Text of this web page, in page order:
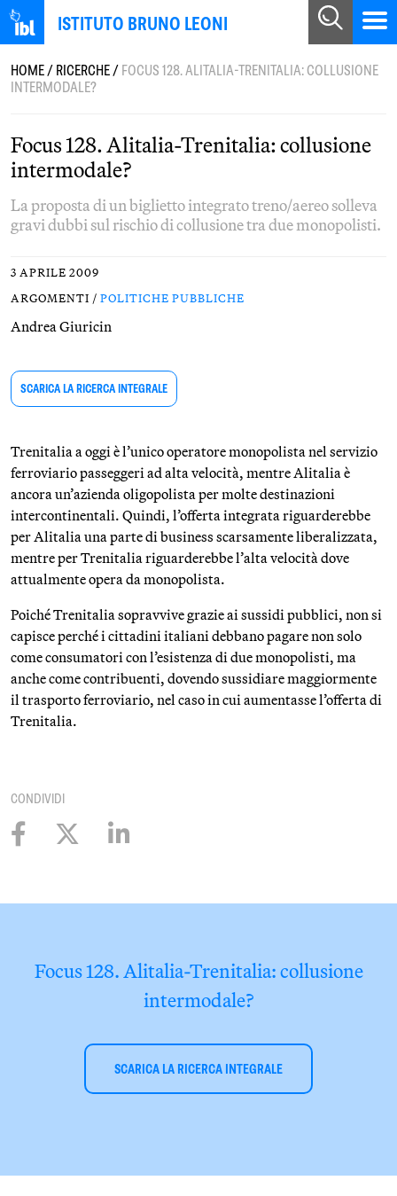
ISTITUTO BRUNO LEONI
HOME/RICERCHE/FOCUS 128. ALITALIA-TRENITALIA: COLLUSIONE
INTERMODALE?
Focus 128. Alitalia-Trenitalia: collusione
intermodale?
La proposta di un biglietto integrato treno/aereo solleva
gravi dubbi sul rischio di collusione tra due monopolisti.
3 APRILE 2009
ARGOMENTI / POLITICHE PUBBLICHE
Andrea Giuricin
SCARICA LA RICERCA INTEGRALE
Trenitalia a oggi è l’unico operatore monopolista nel servizio
ferroviario passeggeri ad alta velocità, mentre Alitalia è
ancora un’azienda oligopolista per molte destinazioni
intercontinentali. Quindi, l’offerta integrata riguarderebbe
per Alitalia una parte di business scarsamente liberalizzata,
mentre per Trenitalia riguarderebbe l’alta velocità dove
attualmente opera da monopolista.
Poiché Trenitalia sopravvive grazie ai sussidi pubblici, non si
capisce perché i cittadini italiani debbano pagare non solo
come consumatori con l’esistenza di due monopolisti, ma
anche come contribuenti, dovendo sussidiare maggiormente
il trasporto ferroviario, nel caso in cui aumentasse l’offerta di
Trenitalia.
CONDIVIDI
Focus 128. Alitalia-Trenitalia: collusione
intermodale?
SCARICA LA RICERCA INTEGRALE